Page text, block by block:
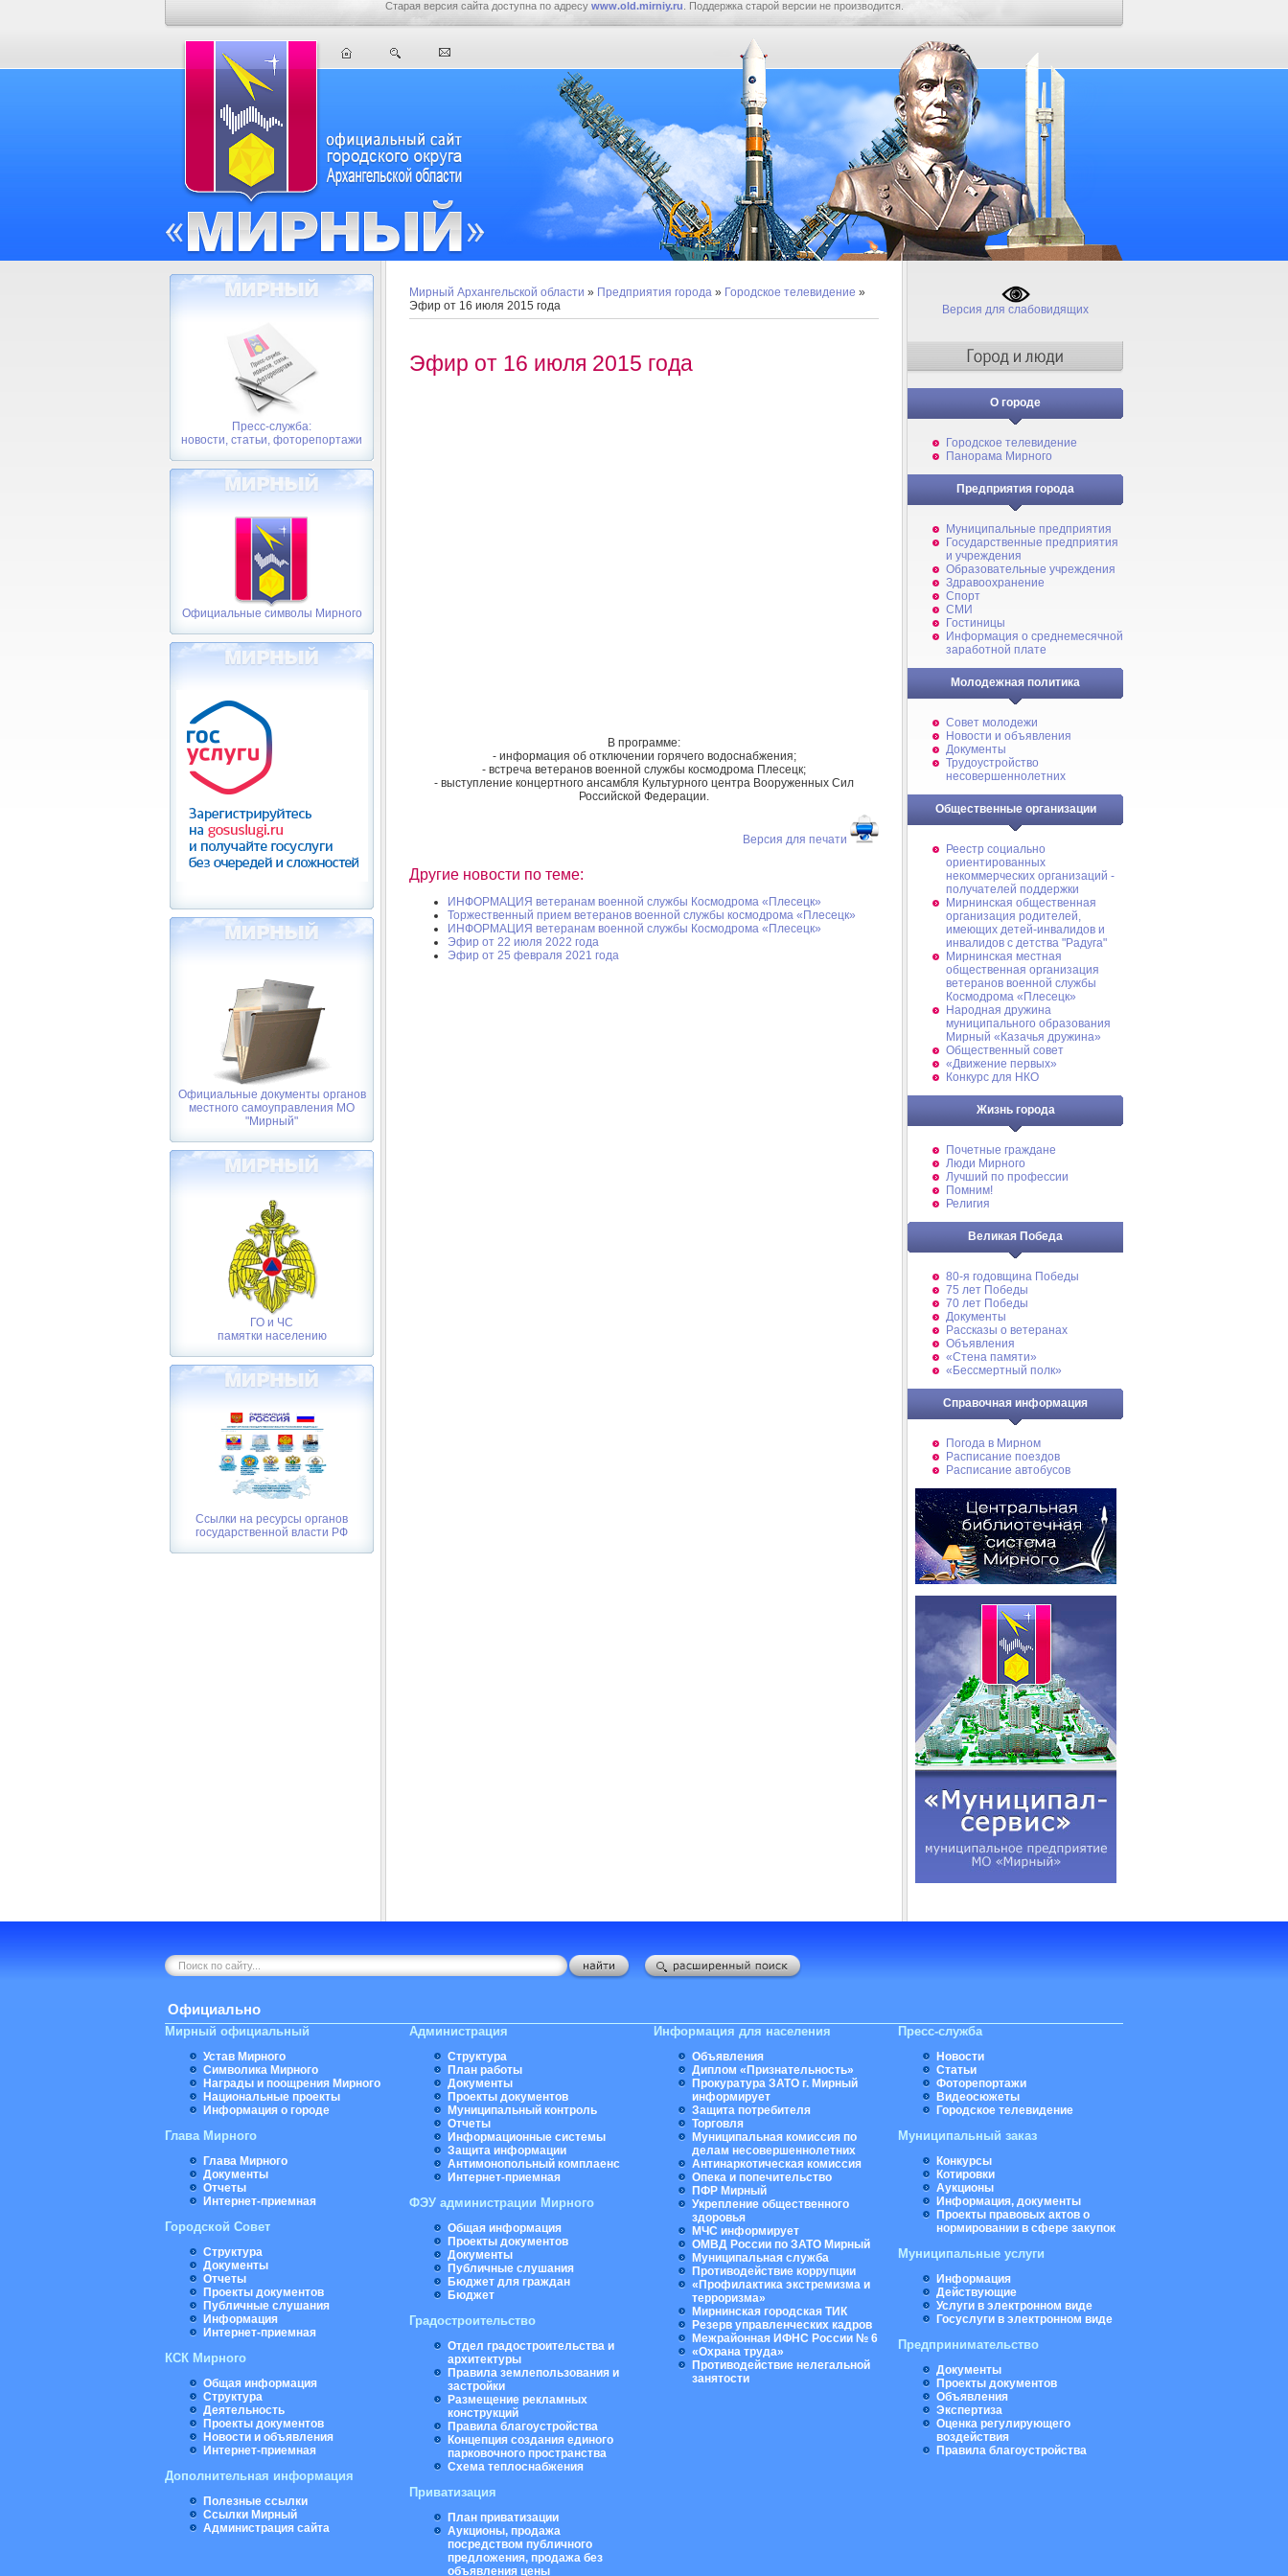
Старая версия сайта доступна по адресу www.old.mirniy.ru . Поддержка старой версии не производится.
Пресс-служба:
новости, статьи, фоторепортажи
Официальные символы Мирного
Официальные документы органов
местного самоуправления МО
"Мирный"
ГО и ЧС
памятки населению
Ссылки на ресурсы органов
государственной власти РФ
Мирный Архангельской области » Предприятия города » Городское телевидение »
Эфир от 16 июля 2015 года
Эфир от 16 июля 2015 года
В программе:
- информация об отключении горячего водоснабжения;
- встреча ветеранов военной службы космодрома Плесецк;
- выступление концертного ансамбля Культурного центра Вооруженных Сил
Российской Федерации.
Версия для печати
Другие новости по теме:
ИНФОРМАЦИЯ ветеранам военной службы Космодрома «Плесецк»
Торжественный прием ветеранов военной службы космодрома «Плесецк»
ИНФОРМАЦИЯ ветеранам военной службы Космодрома «Плесецк»
Эфир от 22 июля 2022 года
Эфир от 25 февраля 2021 года
Версия для слабовидящих
О городе
Городское телевидение
Панорама Мирного
Предприятия города
Муниципальные предприятия
Государственные предприятия
и учреждения
Образовательные учреждения
Здравоохранение
Спорт
СМИ
Гостиницы
Информация о среднемесячной
заработной плате
Молодежная политика
Совет молодежи
Новости и объявления
Документы
Трудоустройство
несовершеннолетних
Общественные организации
Реестр социально
ориентированных
некоммерческих организаций -
получателей поддержки
Мирнинская общественная
организация родителей,
имеющих детей-инвалидов и
инвалидов с детства "Радуга"
Мирнинская местная
общественная организация
ветеранов военной службы
Космодрома «Плесецк»
Народная дружина
муниципального образования
Мирный «Казачья дружина»
Общественный совет
«Движение первых»
Конкурс для НКО
Жизнь города
Почетные граждане
Люди Мирного
Лучший по профессии
Помним!
Религия
Великая Победа
80-я годовщина Победы
75 лет Победы
70 лет Победы
Документы
Рассказы о ветеранах
Объявления
«Стена памяти»
«Бессмертный полк»
Справочная информация
Погода в Мирном
Расписание поездов
Расписание автобусов
Официально
Мирный официальный
Устав Мирного
Символика Мирного
Награды и поощрения Мирного
Национальные проекты
Информация о городе
Глава Мирного
Глава Мирного
Документы
Отчеты
Интернет-приемная
Городской Совет
Структура
Документы
Отчеты
Проекты документов
Публичные слушания
Информация
Интернет-приемная
КСК Мирного
Общая информация
Структура
Деятельность
Проекты документов
Новости и объявления
Интернет-приемная
Дополнительная информация
Полезные ссылки
Ссылки Мирный
Администрация сайта
Администрация
Структура
План работы
Документы
Проекты документов
Муниципальный контроль
Отчеты
Информационные системы
Защита информации
Антимонопольный комплаенс
Интернет-приемная
ФЭУ администрации Мирного
Общая информация
Проекты документов
Документы
Публичные слушания
Бюджет для граждан
Бюджет
Градостроительство
Отдел градостроительства и
архитектуры
Правила землепользования и
застройки
Размещение рекламных
конструкций
Правила благоустройства
Концепция создания единого
парковочного пространства
Схема теплоснабжения
Приватизация
План приватизации
Аукционы, продажа
посредством публичного
предложения, продажа без
объявления цены
Информация для населения
Объявления
Диплом «Признательность»
Прокуратура ЗАТО г. Мирный
информирует
Защита потребителя
Торговля
Муниципальная комиссия по
делам несовершеннолетних
Антинаркотическая комиссия
Опека и попечительство
ПФР Мирный
Укрепление общественного
здоровья
МЧС информирует
ОМВД России по ЗАТО Мирный
Муниципальная cлужба
Противодействие коррупции
«Профилактика экстремизма и
терроризма»
Мирнинская городская ТИК
Резерв управленческих кадров
Межрайонная ИФНС России № 6
«Охрана труда»
Противодействие нелегальной
занятости
Пресс-служба
Новости
Статьи
Фоторепортажи
Видеосюжеты
Городское телевидение
Муниципальный заказ
Конкурсы
Котировки
Аукционы
Информация, документы
Проекты правовых актов о
нормировании в сфере закупок
Муниципальные услуги
Информация
Действующие
Услуги в электронном виде
Госуслуги в электронном виде
Предпринимательство
Документы
Проекты документов
Объявления
Экспертиза
Оценка регулирующего
воздействия
Правила благоустройства